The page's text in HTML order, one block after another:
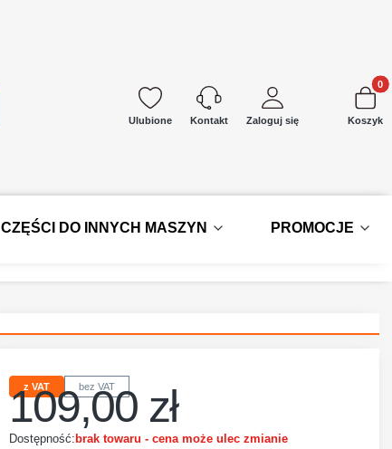
Ulubione Kontakt Zaloguj się Koszyk
CZĘŚCI DO INNYCH MASZYN PROMOCJE
z VAT bez VAT
Cena
109,00 zł
Dostępność:brak towaru - cena może ulec zmianie